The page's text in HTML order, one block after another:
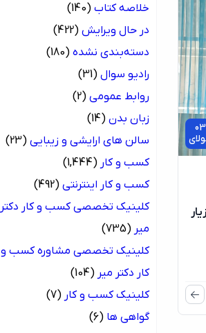
03
خلاصه کتاب (140)
در حال ویرایش (422)
دسته‌بندی نشده (180)
رادیو سوال (31)
روابط عمومی (2)
زبان بدن (14)
سالن های ارایشی و زیبایی (23)
کسب و کار (1,444)
کسب و کار اینترنتی (492)
کلینیک تخصصی کسب و کار دکتر
میر (735)
کلینیک تخصصی مشاوره کسب و
کار دکتر میر (104)
کلینیک کسب و کار (7)
گواهی ها (6)